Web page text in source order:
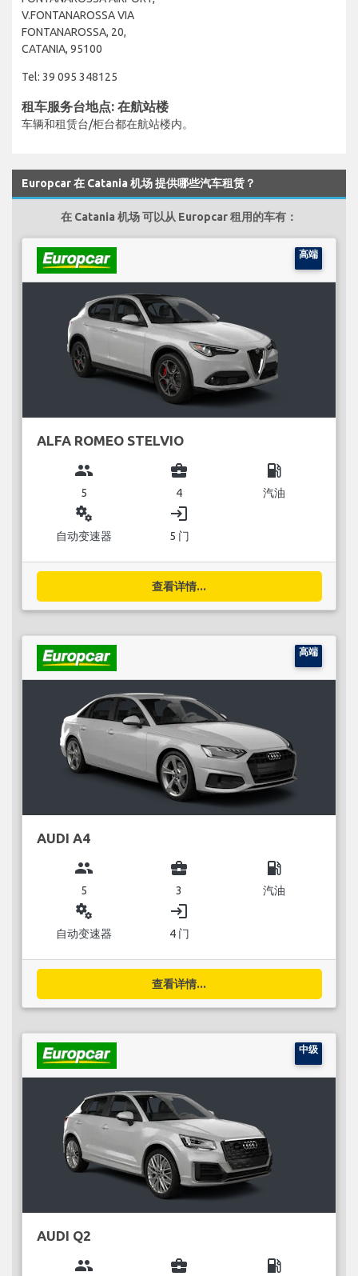
V.FONTANAROSSA VIA
FONTANAROSSA, 20,
CATANIA, 95100
Tel: 39 095 348125
租车服务台地点: 在航站楼
车辆和租赁台/柜台都在航站楼内。
Europcar 在 Catania 机场 提供哪些汽车租赁？
在 Catania 机场 可以从 Europcar 租用的车有：
高端
ALFA ROMEO STELVIO
group
5
business_center
4
local_gas_station
汽油
miscellaneous_services
自动变速器
login
5 门
查看详情...
高端
AUDI A4
group
5
business_center
3
local_gas_station
汽油
miscellaneous_services
自动变速器
login
4 门
查看详情...
中级
AUDI Q2
group business_center local_gas_station